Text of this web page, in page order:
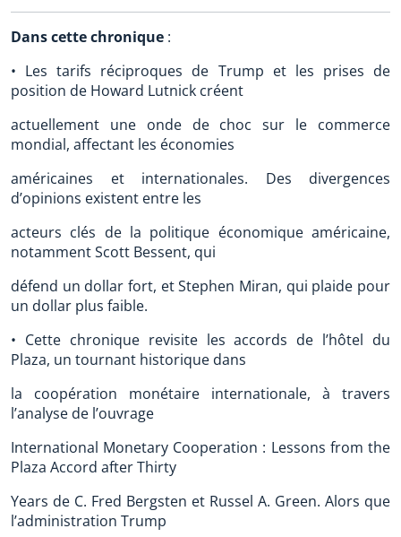
Dans cette chronique :
• Les tarifs réciproques de Trump et les prises de
position de Howard Lutnick créent
actuellement une onde de choc sur le commerce
mondial, affectant les économies
américaines et internationales. Des divergences
d’opinions existent entre les
acteurs clés de la politique économique américaine,
notamment Scott Bessent, qui
défend un dollar fort, et Stephen Miran, qui plaide pour
un dollar plus faible.
• Cette chronique revisite les accords de l’hôtel du
Plaza, un tournant historique dans
la coopération monétaire internationale, à travers
l’analyse de l’ouvrage
International Monetary Cooperation : Lessons from the
Plaza Accord after Thirty
Years de C. Fred Bergsten et Russel A. Green. Alors que
l’administration Trump